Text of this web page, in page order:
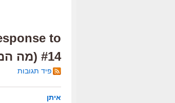
#14 (מה המשותף ל״לויה בצהריים״ ול״רוזווטר״?)”
פיד תגובות
איתן